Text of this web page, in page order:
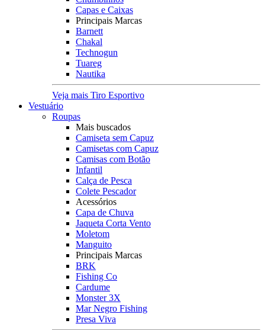
Capas e Caixas
Principais Marcas
Barnett
Chakal
Technogun
Tuareg
Nautika
Veja mais Tiro Esportivo
Vestuário
Roupas
Mais buscados
Camiseta sem Capuz
Camisetas com Capuz
Camisas com Botão
Infantil
Calça de Pesca
Colete Pescador
Acessórios
Capa de Chuva
Jaqueta Corta Vento
Moletom
Manguito
Principais Marcas
BRK
Fishing Co
Cardume
Monster 3X
Mar Negro Fishing
Presa Viva